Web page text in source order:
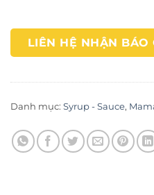
LIÊN HỆ NHẬN BÁO
Danh mục: Syrup - Sauce,